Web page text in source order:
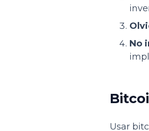
No
Usar